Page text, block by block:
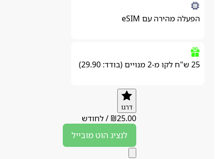
הפעלה מהירה עם eSIM
₪25.00
/לחודש
לנציגהוט מובייל